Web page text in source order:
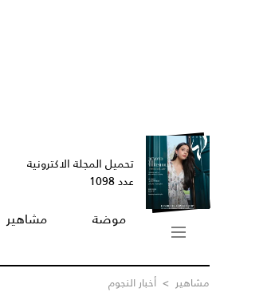
تحميل المجلة الاكترونية
عدد 1098
موضة مشاهير
مشاهير > أخبار النجوم